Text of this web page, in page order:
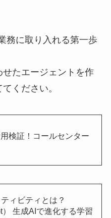
務に取り入れる第一歩
たエージェントを作
ください。
検証！コールセンター
ィビティとは？
） 生成AIで進化する学習